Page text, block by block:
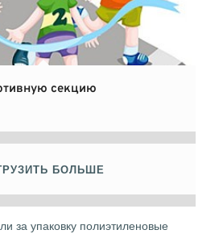
секцию
БОЛЬШЕ
за упаковку полиэтиленовые